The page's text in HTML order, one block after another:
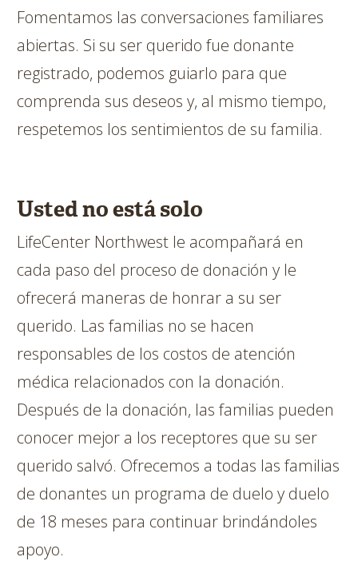
Fomentamos las conversaciones familiares
abiertas. Si su ser querido fue donante
registrado, podemos guiarlo para que
comprenda sus deseos y, al mismo tiempo,
respetemos los sentimientos de su familia.
Usted no está solo
LifeCenter Northwest le acompañará en
cada paso del proceso de donación y le
ofrecerá maneras de honrar a su ser
querido. Las familias no se hacen
responsables de los costos de atención
médica relacionados con la donación.
Después de la donación, las familias pueden
conocer mejor a los receptores que su ser
querido salvó. Ofrecemos a todas las familias
de donantes un programa de duelo y duelo
de 18 meses para continuar brindándoles
apoyo.